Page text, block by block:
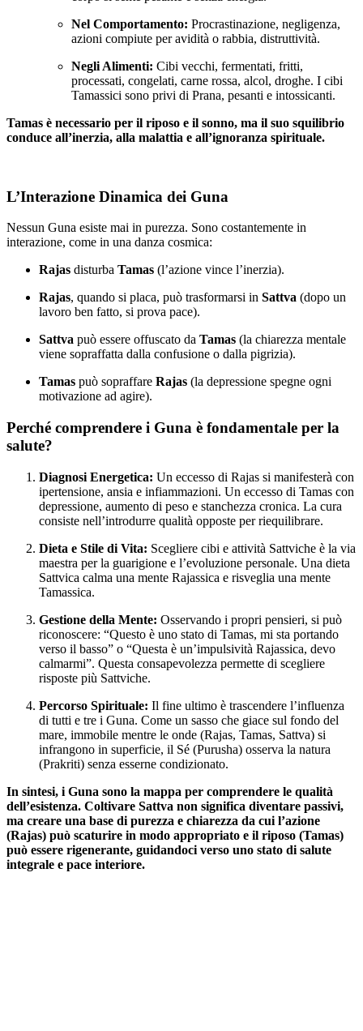
Nel Comportamento: Procrastinazione, negligenza,
azioni compiute per avidità o rabbia, distruttività.
Negli Alimenti: Cibi vecchi, fermentati, fritti,
processati, congelati, carne rossa, alcol, droghe. I cibi
Tamassici sono privi di Prana, pesanti e intossicanti.
Tamas è necessario per il riposo e il sonno, ma il suo squilibrio
conduce all’inerzia, alla malattia e all’ignoranza spirituale.
L’Interazione Dinamica dei Guna
Nessun Guna esiste mai in purezza. Sono costantemente in
interazione, come in una danza cosmica:
Rajas disturba Tamas (l’azione vince l’inerzia).
Rajas, quando si placa, può trasformarsi in Sattva (dopo un
lavoro ben fatto, si prova pace).
Sattva può essere offuscato da Tamas (la chiarezza mentale
viene sopraffatta dalla confusione o dalla pigrizia).
Tamas può sopraffare Rajas (la depressione spegne ogni
motivazione ad agire).
Perché comprendere i Guna è fondamentale per la
salute?
Diagnosi Energetica: Un eccesso di Rajas si manifesterà con
ipertensione, ansia e infiammazioni. Un eccesso di Tamas con
depressione, aumento di peso e stanchezza cronica. La cura
consiste nell’introdurre qualità opposte per riequilibrare.
Dieta e Stile di Vita: Scegliere cibi e attività Sattviche è la via
maestra per la guarigione e l’evoluzione personale. Una dieta
Sattvica calma una mente Rajassica e risveglia una mente
Tamassica.
Gestione della Mente: Osservando i propri pensieri, si può
riconoscere: “Questo è uno stato di Tamas, mi sta portando
verso il basso” o “Questa è un’impulsività Rajassica, devo
calmarmi”. Questa consapevolezza permette di scegliere
risposte più Sattviche.
Percorso Spirituale: Il fine ultimo è trascendere l’influenza
di tutti e tre i Guna. Come un sasso che giace sul fondo del
mare, immobile mentre le onde (Rajas, Tamas, Sattva) si
infrangono in superficie, il Sé (Purusha) osserva la natura
(Prakriti) senza esserne condizionato.
In sintesi, i Guna sono la mappa per comprendere le qualità
dell’esistenza. Coltivare Sattva non significa diventare passivi,
ma creare una base di purezza e chiarezza da cui l’azione
(Rajas) può scaturire in modo appropriato e il riposo (Tamas)
può essere rigenerante, guidandoci verso uno stato di salute
integrale e pace interiore.